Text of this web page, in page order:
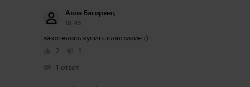
Алла Багирянц
19:45
захотелось купить пластилин :)
2
1
1 ответ